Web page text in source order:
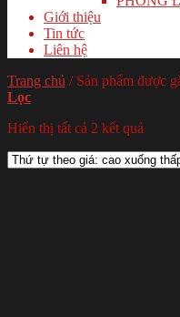
Giới thiệu
Tin tức
Liên hệ
Trang chủ /Sản phẩm được
Lọc
Hiển thị tất cả 2 kết quả